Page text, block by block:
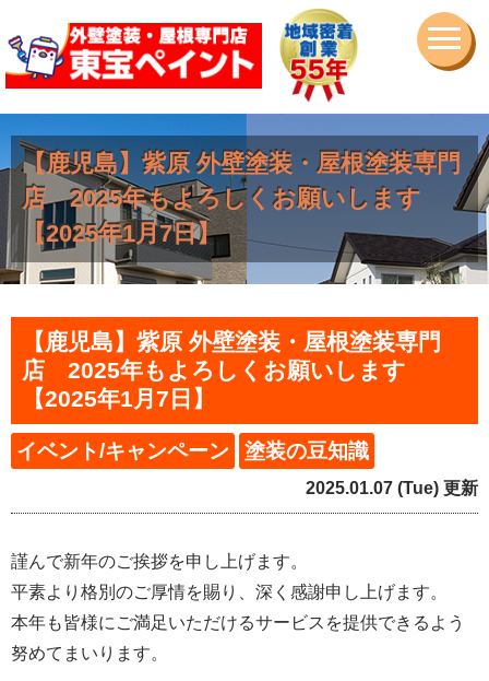
【鹿児島】紫原 外壁塗装・屋根塗装専門
店 2025年もよろしくお願いします
【2025年1月7日】
【鹿児島】紫原 外壁塗装・屋根塗装専門
店 2025年もよろしくお願いします
【2025年1月7日】
イベント/キャンペーン 塗装の豆知識
2025.01.07 (Tue) 更新
謹んで新年のご挨拶を申し上げます。
平素より格別のご厚情を賜り、深く感謝申し上げます。
本年も皆様にご満足いただけるサービスを提供できるよう
努めてまいります。